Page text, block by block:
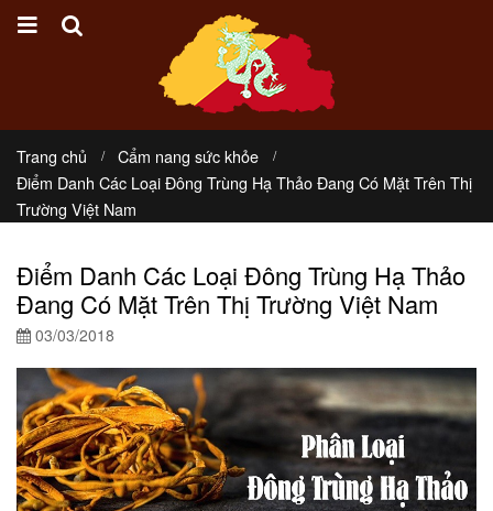
Trang chủ
Cẩm nang sức khỏe
Điểm Danh Các Loại Đông Trùng Hạ Thảo Đang Có Mặt Trên Thị
Trường Việt Nam
Điểm Danh Các Loại Đông Trùng Hạ Thảo
Đang Có Mặt Trên Thị Trường Việt Nam
03/03/2018